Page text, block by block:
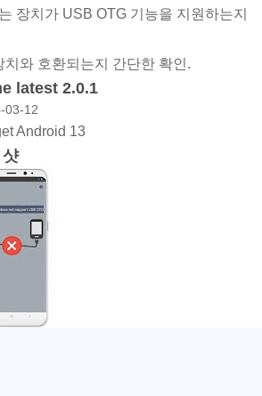
장치가 USB OTG 기능을 지원하는지
치와 호환되는지 간단한 확인.
latest 2.0.1
03-12
Android 13